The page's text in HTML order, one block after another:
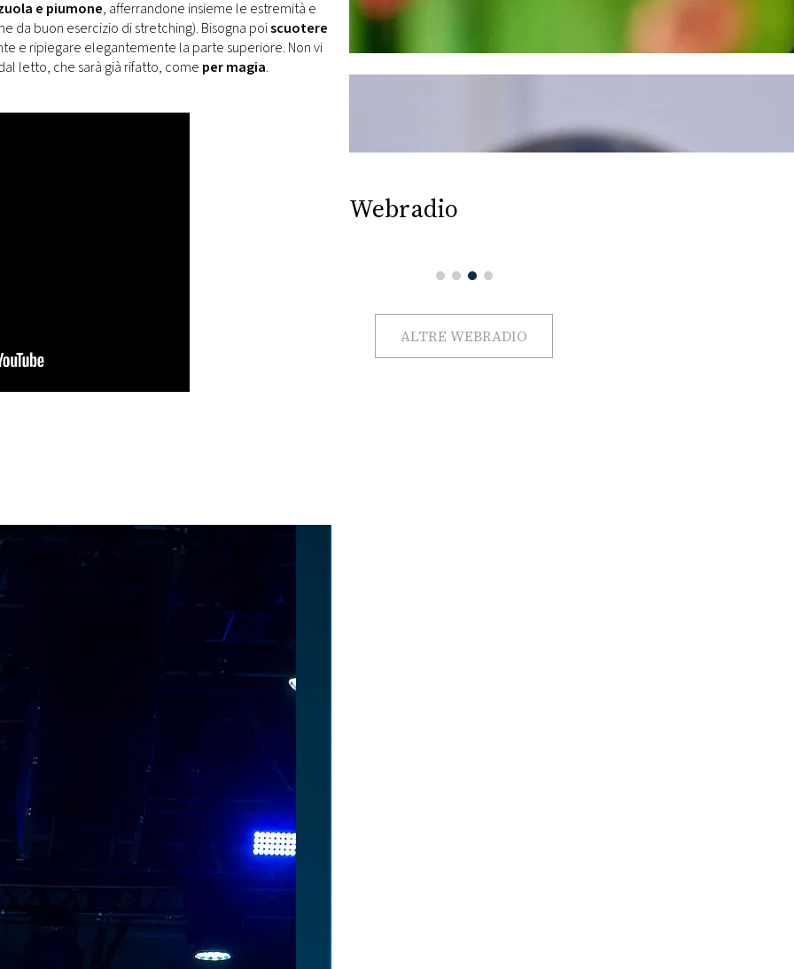
e piumone, afferrandone insieme le estremità e
da buon esercizio di stretching). Bisogna poiscuotere
e ripiegare elegantemente la parte superiore. Non vi
letto, che sarà già rifatto, come per magia.
Webradio
ALTRE WEBRADIO